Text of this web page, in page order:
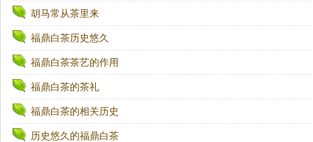
胡马常从茶里来
福鼎白茶历史悠久
福鼎白茶茶艺的作用
福鼎白茶的茶礼
福鼎白茶的相关历史
历史悠久的福鼎白茶